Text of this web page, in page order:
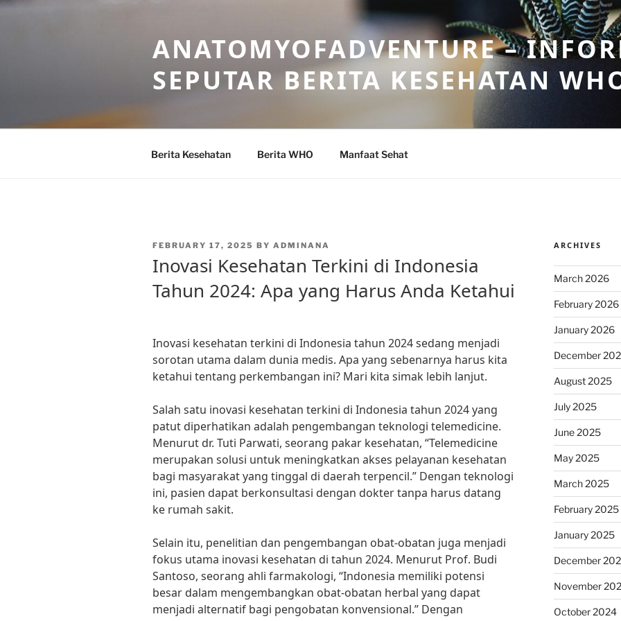
Skip
ANATOMYOFADVENTURE –
SEPUTAR BERITA KESEHATAN
Berita Kesehatan Berita WHO Manfaat Sehat
POSTED
FEBRUARY 17, 2025 BY ADMINANA
Inovasi Kesehatan Terkini di Indonesia
Tahun 2024: Apa yang Harus Anda Ketahui
Inovasi kesehatan terkini di Indonesia tahun 2024 sedang menjadi
sorotan utama dalam dunia medis. Apa yang sebenarnya harus kita
ketahui tentang perkembangan ini? Mari kita simak lebih lanjut.
Salah satu inovasi kesehatan terkini di Indonesia tahun 2024 yang
patut diperhatikan adalah pengembangan teknologi telemedicine.
Menurut dr. Tuti Parwati, seorang pakar kesehatan, “Telemedicine
merupakan solusi untuk meningkatkan akses pelayanan kesehatan
bagi masyarakat yang tinggal di daerah terpencil.” Dengan teknologi
ini, pasien dapat berkonsultasi dengan dokter tanpa harus datang
ke rumah sakit.
Selain itu, penelitian dan pengembangan obat-obatan juga menjadi
fokus utama inovasi kesehatan di tahun 2024. Menurut Prof. Budi
Santoso, seorang ahli farmakologi, “Indonesia memiliki potensi
besar dalam mengembangkan obat-obatan herbal yang dapat
menjadi alternatif bagi pengobatan konvensional.” Dengan
ARCHIVES
March 2026
February 2026
January 2026
December
August 2025
July 2025
June 2025
May 2025
March 2025
February 2025
January 2025
December
November
October 2024